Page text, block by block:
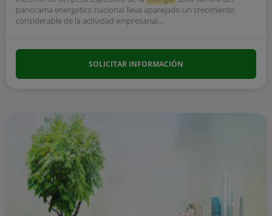
panorama energetico nacional lleva aparejado un crecimiento
considerable de la actividad empresarial...
SOLICITAR INFORMACIÓN